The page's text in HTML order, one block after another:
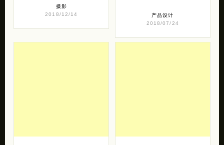
摄影
2018/12/14
产品设计
2018/07/24